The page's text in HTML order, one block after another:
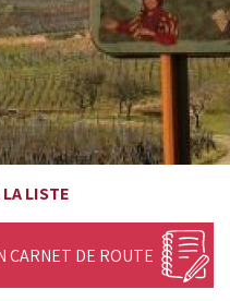
LISTE
CARNET DE ROUTE